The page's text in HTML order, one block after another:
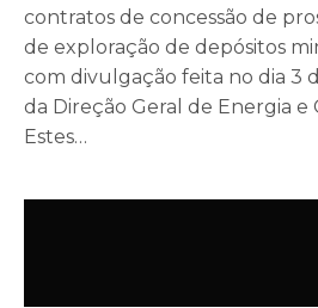
contratos de concessão de
de exploração de depósitos
com divulgação feita no dia 3
da Direção Geral de Energia e
Estes…